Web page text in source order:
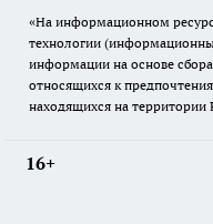
«На информационном
технологии
информации на основе
относящихся к
находящихся на территории
16+